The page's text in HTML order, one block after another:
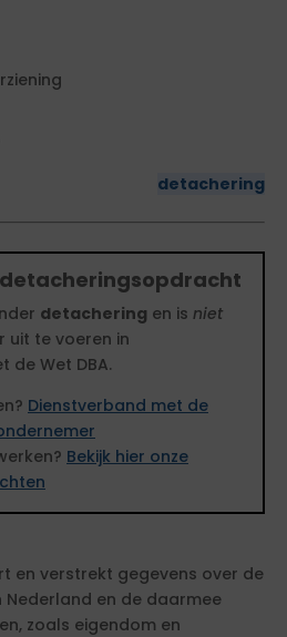
detachering
detacheringsopdracht
detachering en is niet
uit te voeren in
de Wet DBA.
Dienstverband met de
Bekijk hier onze
en verstrekt gegevens over de
en de daarmee
zoals eigendom en